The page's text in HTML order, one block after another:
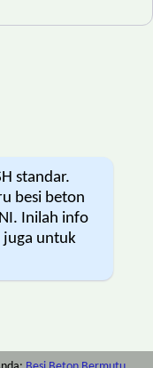
standar.
besi beton
Inilah info
juga untuk